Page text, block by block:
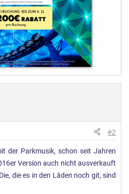
#2
der Parkmusik, schon seit Jahren
Version auch nicht ausverkauft
die es in den Läden noch git, sind